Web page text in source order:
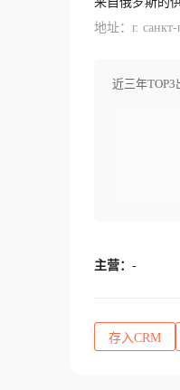
地址：г.
近三年TOP3
主营： -
存入CRM